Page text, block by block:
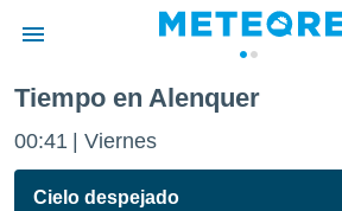
de
ha sido
Tiempo en Alenquer
00:41 Viernes
Cielo despejado